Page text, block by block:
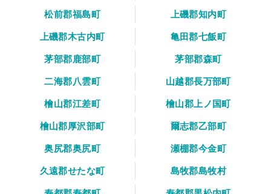
松前郡福島町
上磯郡知内町
上磯郡木古内町
亀田郡七飯町
茅部郡鹿部町
茅部郡森町
二海郡八雲町
山越郡長万部町
檜山郡江差町
檜山郡上ノ国町
檜山郡厚沢部町
爾志郡乙部町
奥尻郡奥尻町
瀬棚郡今金町
久遠郡せたな町
島牧郡島牧村